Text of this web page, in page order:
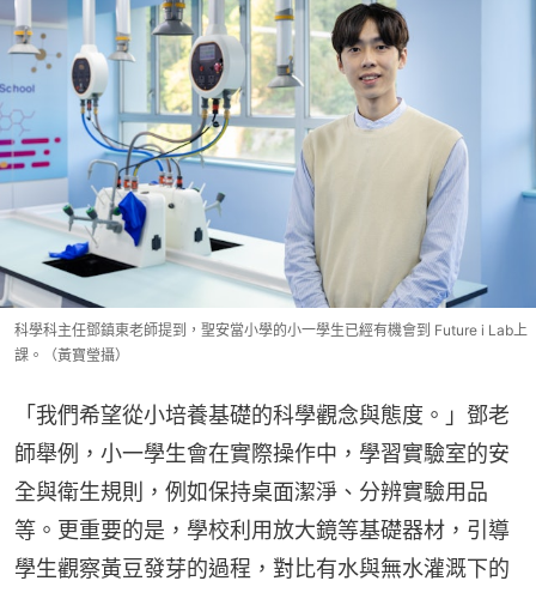
科學科主任鄧鎮東老師提到，聖安當小學的小一學生已經有機會到 Future i Lab上
課。（黃寶瑩攝）
「我們希望從小培養基礎的科學觀念與態度。」鄧老
師舉例，小一學生會在實際操作中，學習實驗室的安
全與衛生規則，例如保持桌面潔淨、分辨實驗用品
等。更重要的是，學校利用放大鏡等基礎器材，引導
學生觀察黃豆發芽的過程，對比有水與無水灌溉下的